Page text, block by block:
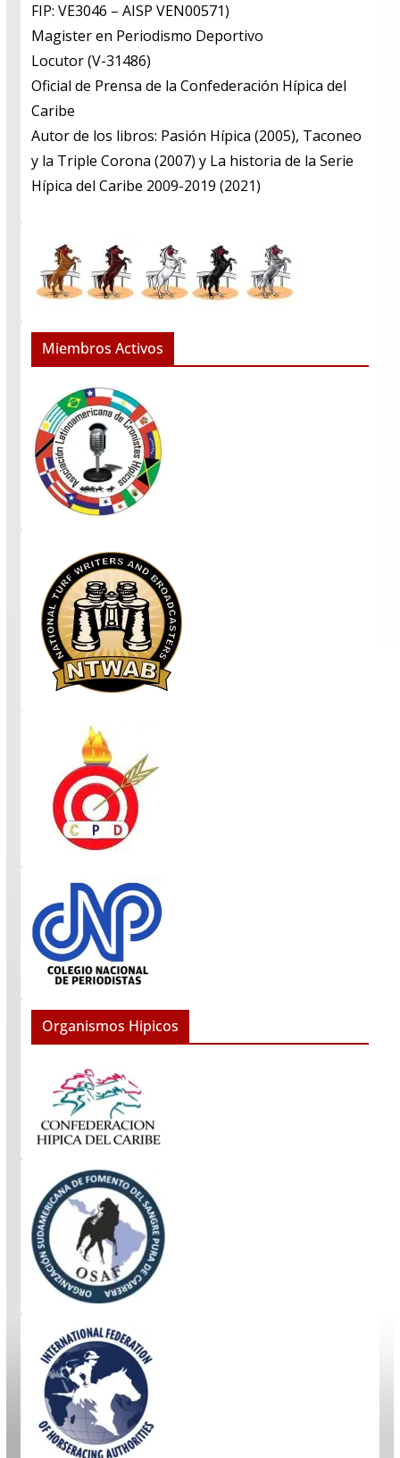
FIP: VE3046 – AISP VEN00571)
​Magister en Periodismo Deportivo
​Locutor (V-31486)
​Oficial de Prensa de la Confederación Hípica del
Caribe
​Autor de los libros: Pasión Hípica (2005), Taconeo
y la Triple Corona (2007) y La historia de la Serie
Hípica del Caribe 2009-2019 (2021)
Miembros Activos
Organismos Hipicos